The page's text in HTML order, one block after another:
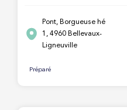
Pont, Borgueuse hé
1, 4960 Bellevaux-
Ligneuville
Préparé